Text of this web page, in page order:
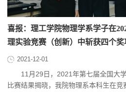
喜报：理工学院物理学系学子在
理实验竞赛（创新）中斩获四个奖
2021-12-01
11月29日，2021年第七届全国大
比赛结果揭晓，我院物理系本科生在